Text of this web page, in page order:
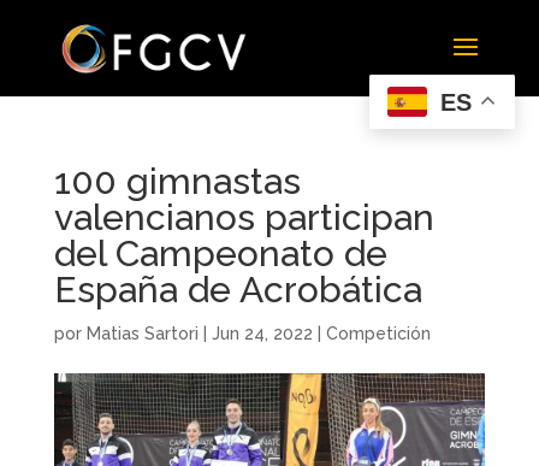
100 gimnastas
valencianos participan
del Campeonato de
España de Acrobática
por Matias Sartori Jun 24, 2022 Competición
ES